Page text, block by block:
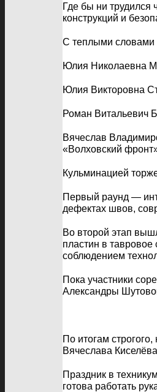
Где бы ни трудился
конструкций и
С теплыми словами
Юлия Николаевна
Юлия Викторовна
Роман Витальевич
Вячеслав
«Волховский
Кульминацией
Первый раунд —
дефектах швов,
Во второй этап
пластин в
соблюдением
Пока участники
Александры
По итогам
Вячеслава
Праздник в
готова работать